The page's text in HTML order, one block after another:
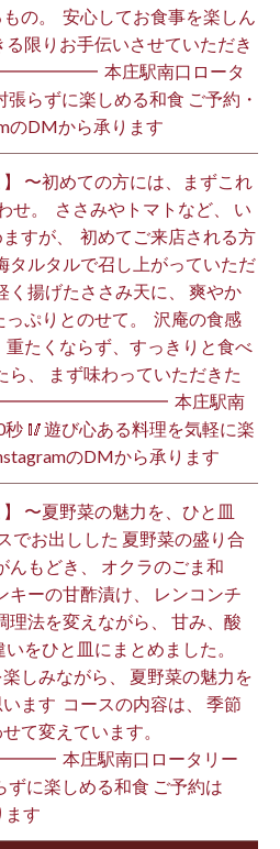
の。 ⁡ 安心してお食事を楽しん
限りお手伝いさせていただき
本庄駅南口ロータ
らずに楽しめる和食 ご予約・
のDMから承ります
】 〜初めての方には、まずこれ
せ。 ⁡ ささみやトマトなど、 い
すが、 ⁡ 初めてご来店される方
タルタルで召し上がっていただ
く揚げたささみ天に、 爽やか
ぷりとのせて。 ⁡ 沢庵の食感
重たくならず、すっきりと食べ
ら、 まず味わっていただきた
本庄駅南
🥢遊び心ある料理を気軽に楽
のDMから承ります
〜夏野菜の魅力を、ひと皿
でお出しした 夏野菜の盛り合
んもどき、 オクラのごま和
キーの甘酢漬け、 レンコンチ
理法を変えながら、 甘み、酸
をひと皿にまとめました。
しみながら、 夏野菜の魅力を
ます️ ⁡ コースの内容は、 季節
て変えています。
庄駅南口ロータリー
ずに楽しめる和食 ご予約は
す